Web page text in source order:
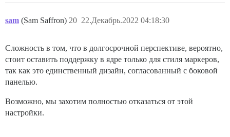
sam (Sam Saffron) 22.Декабрь.2022 04:18:30
20
Сложность в том, что в долгосрочной перспективе, вероятно,
стоит оставить поддержку в ядре только для стиля маркеров,
так как это единственный дизайн, согласованный с боковой
панелью.
Возможно, мы захотим полностью отказаться от этой
настройки.